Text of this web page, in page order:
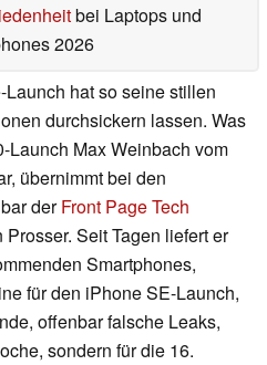
bei Laptops und
2026
hat so seine stillen
durchsickern lassen. Was
Launch Max Weinbach vom
übernimmt bei den
derFront Page Tech
Prosser. Seit Tagen liefert er
Smartphones,
für den iPhone SE-Launch,
offenbar falsche Leaks,
sondern für die 16.